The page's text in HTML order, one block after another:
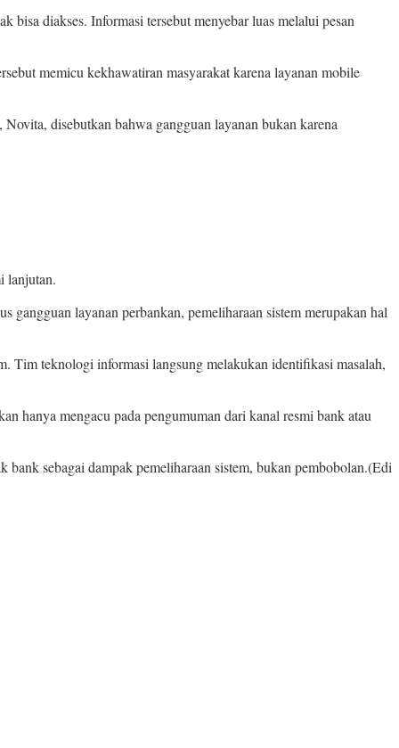
diakses. Informasi tersebut menyebar luas melalui pesan
memicu kekhawatiran masyarakat karena layanan mobile
disebutkan bahwa gangguan layanan bukan karena
lanjutan.
gangguan layanan perbankan, pemeliharaan sistem merupakan hal
Tim teknologi informasi langsung melakukan identifikasi masalah,
hanya mengacu pada pengumuman dari kanal resmi bank atau
sebagai dampak pemeliharaan sistem, bukan pembobolan.(Edi